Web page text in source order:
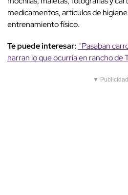
medicamentos, artículos de
entrenamiento físico.
Te puede interesar: "Pasaban
narran lo que ocurría en rancho de
▼ Publicidad